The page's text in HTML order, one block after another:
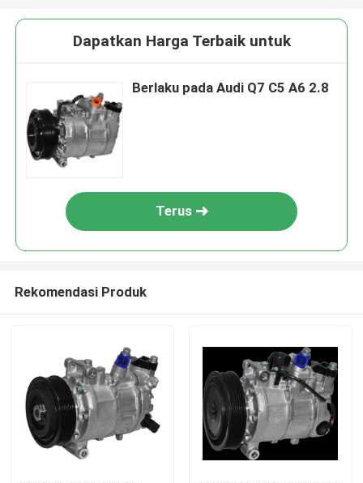
Dapatkan Harga Terbaik untuk
Berlaku pada Audi Q7 C5 A6 2.8
Terus
Rekomendasi Produk